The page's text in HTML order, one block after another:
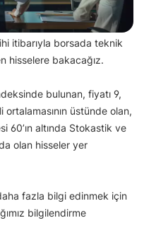
itibarıyla borsada teknik
hisselere bakacağız.
bulunan, fiyatı 9,
üstünde olan,
60’ın altında Stokastik ve
olan hisseler yer
fazla bilgi edinmek için
bilgilendirme